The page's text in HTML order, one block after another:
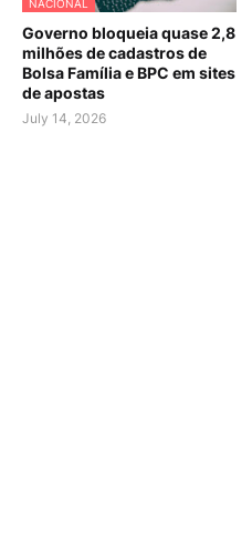
NACIONAL
Governo bloqueia quase 2,8
milhões de cadastros de
Bolsa Família e BPC em sites
de apostas
July 14, 2026